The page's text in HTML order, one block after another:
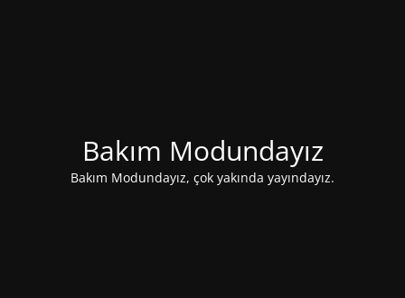
Bakım Modundayız
Bakım Modundayız, çok yakında yayındayız.